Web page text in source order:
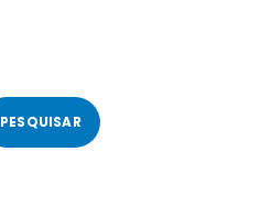
PESQUISAR